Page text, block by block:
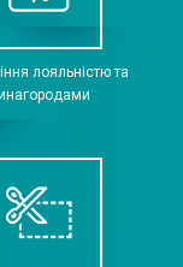
лояльністю та